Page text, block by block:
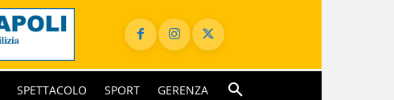
SPETTACOLO SPORT GERENZA